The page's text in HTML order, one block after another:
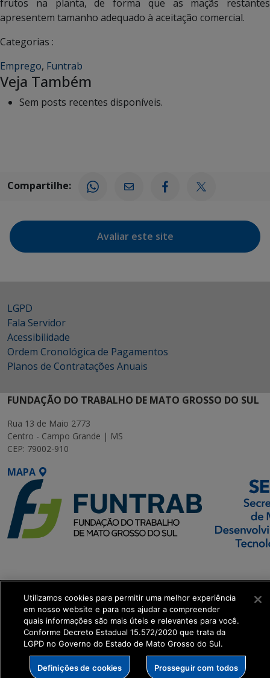
frutos na planta, de forma que as maçãs restantes
apresentem tamanho adequado à aceitação comercial.
Categorias :
Emprego, Funtrab
Veja Também
Sem posts recentes disponíveis.
Compartilhe:
Avaliar este site
LGPD
Fala Servidor
Acessibilidade
Ordem Cronológica de Pagamentos
Planos de Contratações Anuais
FUNDAÇÃO DO TRABALHO DE MATO GROSSO DO SUL
Rua 13 de Maio 2773
Centro - Campo Grande | MS
CEP: 79002-910
MAPA
Executiva de
Transformação Digital
get_footer();
Utilizamos cookies para permitir uma melhor experiência
em nosso website e para nos ajudar a compreender
quais informações são mais úteis e relevantes para você.
Conforme Decreto Estadual 15.572/2020 que trata da
LGPD no Governo do Estado de Mato Grosso do Sul.
Definições de cookies Prosseguir com todos